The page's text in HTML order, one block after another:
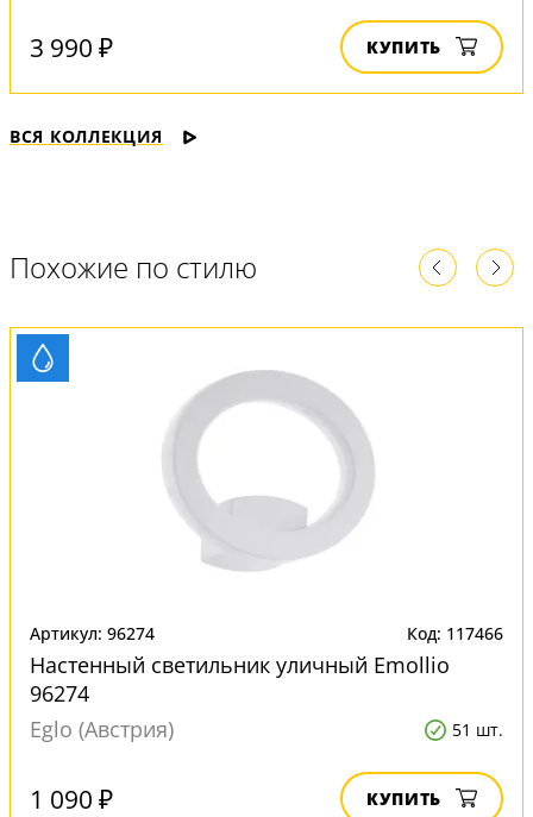
3 990 ₽ КУПИТЬ
ВСЯ КОЛЛЕКЦИЯ
Похожие по стилю
Артикул: 96274 Код: 117466
Настенный светильник уличный Emollio
96274
Eglo (Австрия)
51 шт.
1 090 ₽ КУПИТЬ